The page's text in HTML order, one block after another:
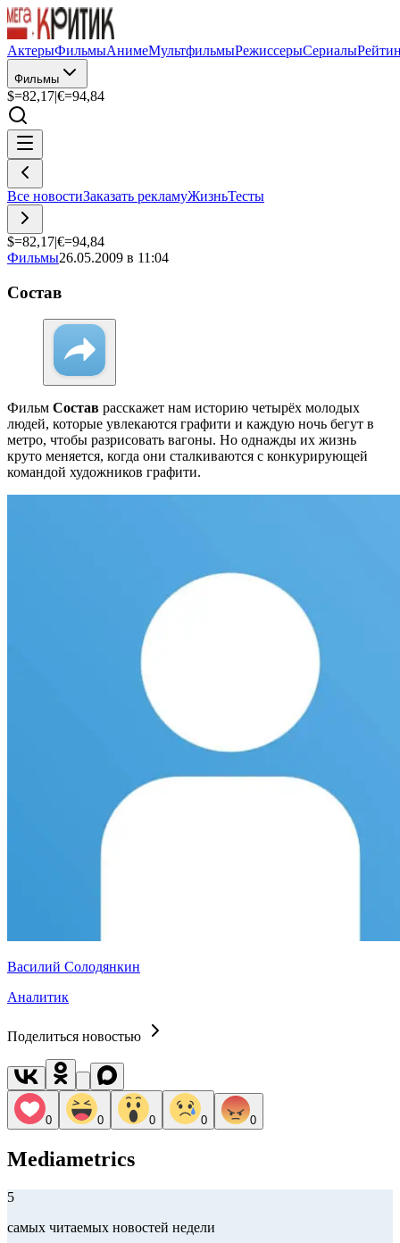
АктерыФильмыАнимеМультфильмыРежиссерыСериалы
Фильмы
$=82,17|€=94,84
Все новостиЗаказать рекламуЖизньТесты
$=82,17|€=94,84
Фильмы26.05.2009 в 11:04
Состав
Фильм Состав расскажет нам историю четырёх молодых
людей, которые увлекаются графити и каждую ночь бегут в
метро, чтобы разрисовать вагоны. Но однажды их жизнь
круто меняется, когда они сталкиваются с конкурирующей
командой художников графити.
Василий Солодянкин
Аналитик
Поделиться новостью
0 0 0 0 0
Mediametrics
5
самых читаемых новостей недели